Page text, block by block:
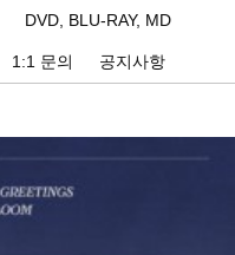
DVD, BLU-RAY, MD
1:1 문의 공지사항